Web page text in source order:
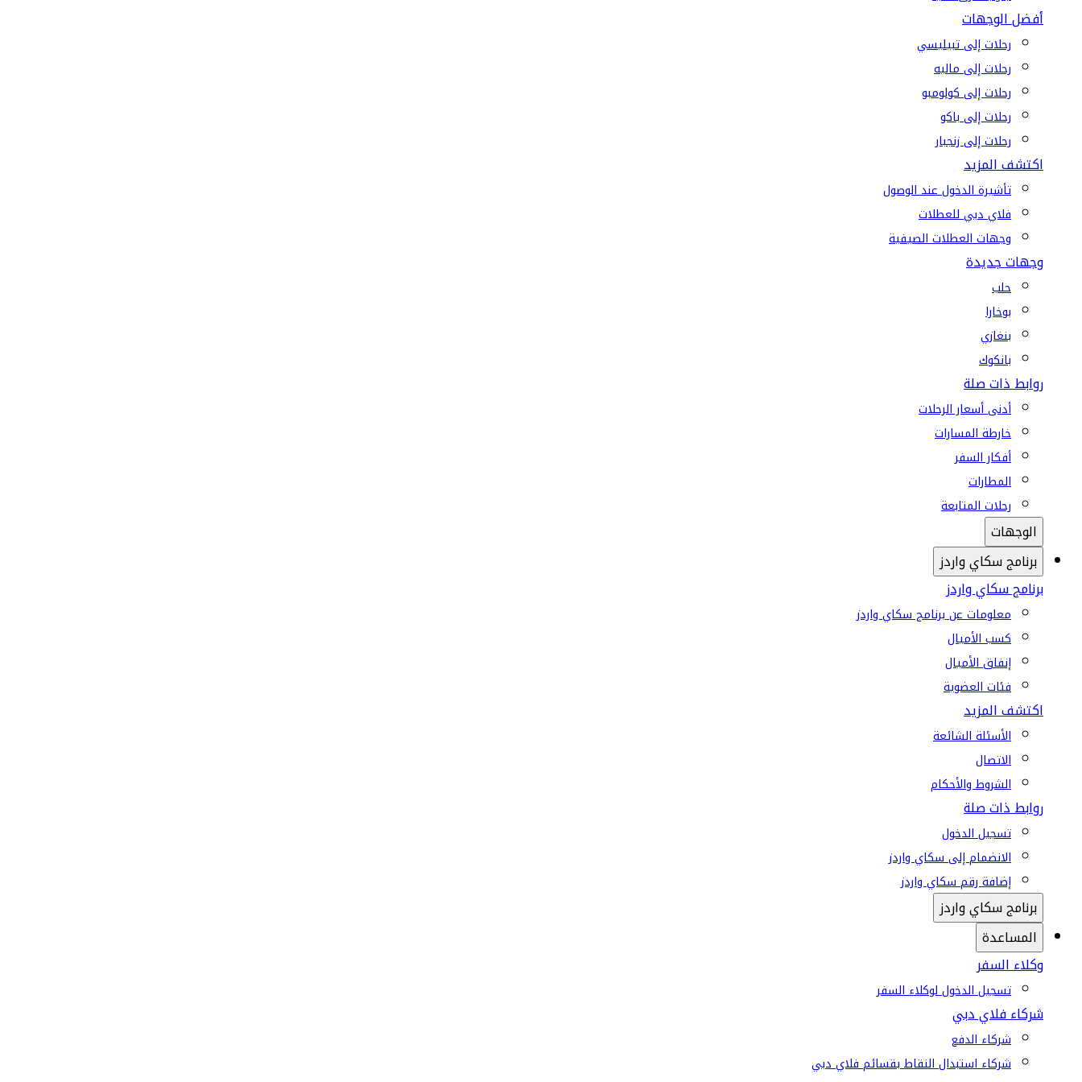
أفضل الوجهات
رحلات إلى تبيليسي
رحلات إلى ماليه
رحلات إلى كولومبو
رحلات إلى باكو
رحلات إلى زنجبار
اكتشف المزيد
تأشيرة الدخول عند الوصول
فلاي دبي للعطلات
وجهات العطلات الصيفية
وجهات جديدة
حلب
بوخارا
بنغازي
بانكوك
روابط ذات صلة
أدنى أسعار الرحلات
خارطة المسارات
أفكار السفر
المطارات
رحلات المتابعة
الوجهات
برنامج سكاي واردز
برنامج سكاي واردز
معلومات عن برنامج سكاي واردز
كسب الأميال
إنفاق الأميال
فئات العضوية
اكتشف المزيد
الأسئلة الشائعة
الاتصال
الشروط والأحكام
روابط ذات صلة
تسجيل الدخول
الانضمام إلى سكاي واردز
إضافة رقم سكاي واردز
برنامج سكاي واردز
المساعدة
وكلاء السفر
تسجيل الدخول لوكلاء السفر
شركاء فلاي دبي
شركاء الدفع
شركاء استبدال النقاط بقسائم فلاي دبي